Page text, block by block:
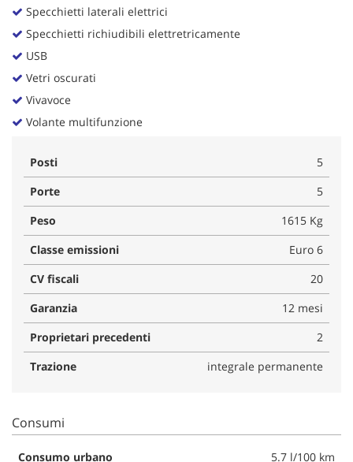
Specchietti laterali elettrici
Specchietti richiudibili elettretricamente
USB
Vetri oscurati
Vivavoce
Volante multifunzione
Posti
5
Porte
5
Peso
1615 Kg
Classe emissioni
Euro 6
CV fiscali
20
Garanzia
12 mesi
Proprietari precedenti
2
Trazione
integrale permanente
Consumi
Consumo urbano 5.7 l/100 km